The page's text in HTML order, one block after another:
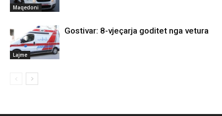
Maqedoni
Lajme
Gostivar: 8-vjeçarja goditet nga vetura